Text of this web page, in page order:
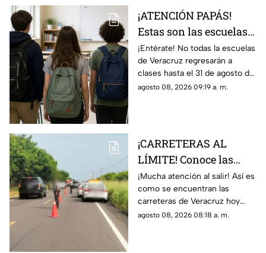
¡ATENCIÓN PAPÁS!
Estas son las escuelas
que NO REGRESARÁN a
CLASES este 31 de
agosto 2026 en
Veracruz
¡Entérate! No todas la escuelas
de Veracruz regresarán a
clases hasta el 31 de agosto del
2026; en TV Azteca Veracruz
agosto 08, 2026 09:19 a. m.
¡CARRETERAS AL
LÍMITE! Conoce las
condiciones de las
carreteras de Veracruz
hoy 8 de agosto 2026
¡Mucha atención al salir! Así es
como se encuentran las
carreteras de Veracruz hoy
sábado 8 de agosto del 2026,
agosto 08, 2026 08:18 a. m.